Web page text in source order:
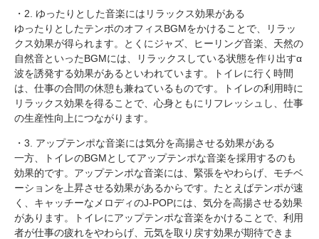
・2. ゆったりとした音楽にはリラックス効果がある
ゆったりとしたテンポのオフィスBGMをかけることで、リラッ
クス効果が得られます。とくにジャズ、ヒーリング音楽、天然の
自然音といったBGMには、リラックスしている状態を作り出すα
波を誘発する効果があるといわれています。トイレに行く時間
は、仕事の合間の休憩も兼ねているものです。トイレの利用時に
リラックス効果を得ることで、心身ともにリフレッシュし、仕事
の生産性向上につながります。
・3. アップテンポな音楽には気分を高揚させる効果がある
一方、トイレのBGMとしてアップテンポな音楽を採用するのも
効果的です。アップテンポな音楽には、緊張をやわらげ、モチベ
ーションを上昇させる効果があるからです。たとえばテンポが速
く、キャッチーなメロディのJ-POPには、気分を高揚させる効果
があります。トイレにアップテンポな音楽をかけることで、利用
者が仕事の疲れをやわらげ、元気を取り戻す効果が期待できま